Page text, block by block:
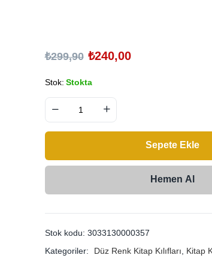
₺299,90 ₺240,00
Stok: Stokta
Sepete Ekle
Hemen Al
Stok kodu: 3033130000357
Kategoriler:
Düz Renk Kitap Kılıfları Kitap